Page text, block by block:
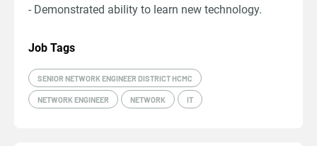
- Demonstrated ability to learn new technology.
Job Tags
SENIOR NETWORK ENGINEER DISTRICT HCMC
NETWORK ENGINEER NETWORK IT